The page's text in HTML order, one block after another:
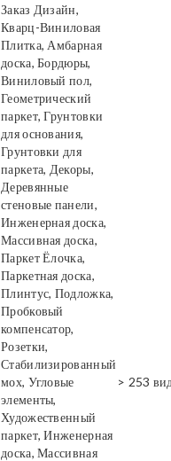
Заказ Дизайн,
Кварц-Виниловая
Плитка, Амбарная
доска, Бордюры,
Виниловый пол,
Геометрический
паркет, Грунтовки
для основания,
Грунтовки для
паркета, Декоры,
Деревянные
стеновые панели,
Инженерная доска,
Массивная доска,
Паркет Ёлочка,
Паркетная доска,
Плинтус, Подложка,
Пробковый
компенсатор,
Розетки,
Стабилизированный
мох, Угловые
элементы,
Художественный
паркет, Инженерная
доска, Массивная
> 253